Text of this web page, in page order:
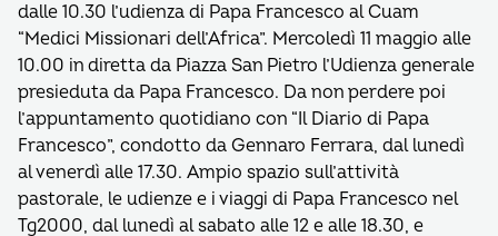
dalle 10.30 l’udienza di Papa Francesco al Cuam
“Medici Missionari dell’Africa”. Mercoledì 11 maggio alle
10.00 in diretta da Piazza San Pietro l’Udienza generale
presieduta da Papa Francesco. Da non perdere poi
l’appuntamento quotidiano con “Il Diario di Papa
Francesco”, condotto da Gennaro Ferrara, dal lunedì
al venerdì alle 17.30. Ampio spazio sull’attività
pastorale, le udienze e i viaggi di Papa Francesco nel
Tg2000, dal lunedì al sabato alle 12 e alle 18.30, e